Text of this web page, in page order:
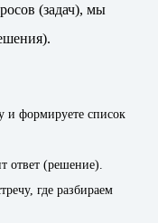
(задач), мы
и формируете список
ответ (решение).
где разбираем